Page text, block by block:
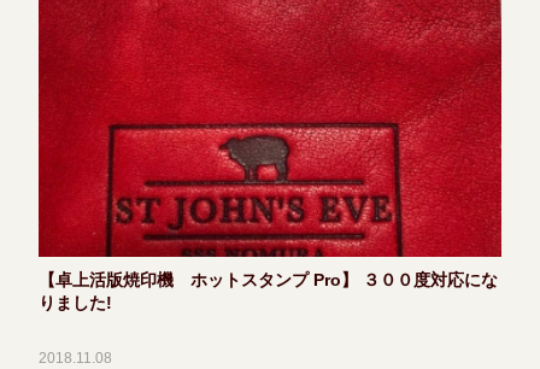
【卓上活版焼印機 ホットスタンプ Pro】 ３００度対応にな
りました!
2018.11.08